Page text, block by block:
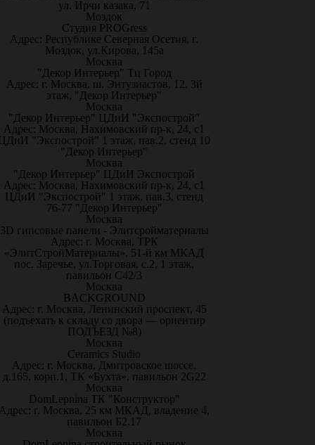
ул. Ирчи казака, 71
Моздок
Студия PROGress
Адрес: Республике Северная Осетия, г.
Моздок, ул.Кирова, 145а
Москва
"Декор Интерьер" Тц Город
Адрес: г. Москва, ш. Энтузиастов, 12, 3й
этаж, "Декор Интерьер"
Москва
"Декор Интерьер" ЦДиИ "Экспострой"
Адрес: Москва, Нахимовский пр-к, 24, с1
"Экспострой" 1 этаж, пав.2, стенд 10
"Декор Интерьер"
Москва
"Декор Интерьер" ЦДиИ Экспострой
Адрес: Москва, Нахимовский пр-к, 24, с1
ЦДиИ "Экспострой" 1 этаж, пав.3, стенд
76-77 "Декор Интерьер"
Москва
3D гипсовые панели - Элитсройматериалы
Адрес: г. Москва, ТРК
«ЭлитСтройМатериалы», 51-й км МКАД
пос. Заречье, ул.Торговая, с.2, 1 этаж,
павильон С42/3
Москва
BACKGROUND
Адрес: г. Москва, Ленинский проспект, 45
(подъехать к складу со двора — ориентир
ПОДЪЕЗД №8)
Москва
Ceramics Studio
Адрес: г. Москва, Дмитровское шоссе,
д.165, корп.1, ТК «Бухта», павильон 2G22
Москва
DomLepnina ТК "Конструктор"
г. Москва, 25 км МКАД, владение 4,
павильон Б2.17
Москва